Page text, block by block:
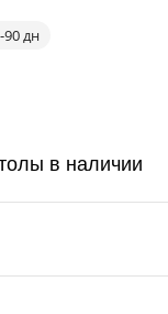
90 дн
в наличии